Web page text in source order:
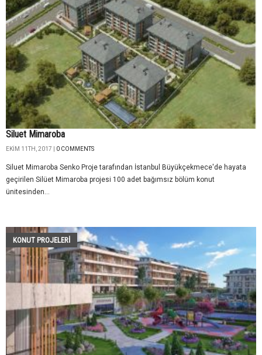
Siluet Mimaroba
EKIM 11TH, 2017 | 0 COMMENTS
Siluet Mimaroba Senko Proje tarafından İstanbul Büyükçekmece'de hayata
geçirilen Silüet Mimaroba projesi 100 adet bağımsız bölüm konut
ünitesinden...
KONUT PROJELERI